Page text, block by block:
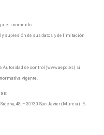
momento.
supresión de sus datos, y de limitación
de control (www.aepd.es) si
vigente.
Sigena, 48, – 30730 San Javier (Murcia). E-